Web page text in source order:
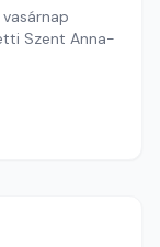
Szent Anna-